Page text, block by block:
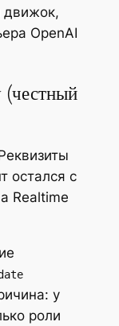
движок,
OpenAI
(честный
остался с
Realtime
у
роли